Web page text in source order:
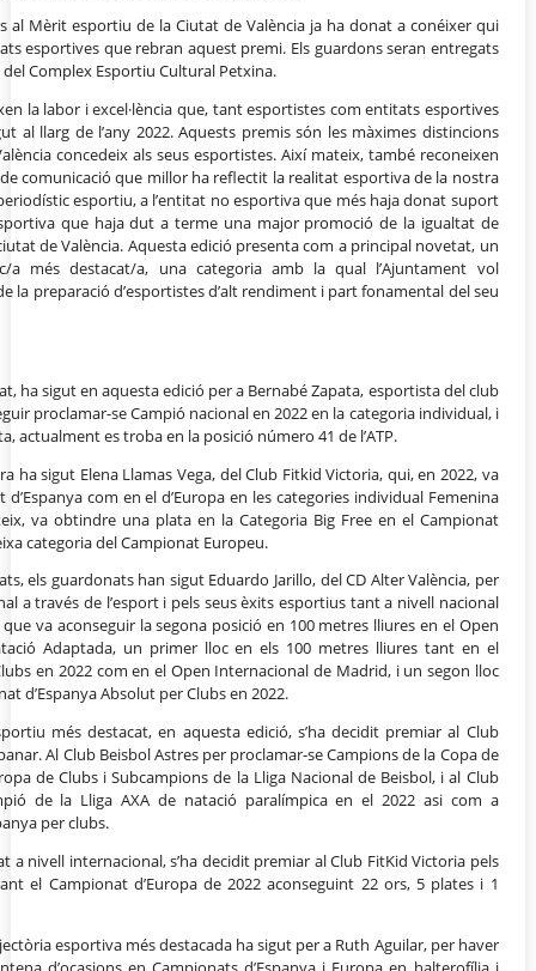
al Mèrit esportiu de la Ciutat de València ja ha donat a conéixer qui
esportives que rebran aquest premi. Els guardons seran entregats
del Complex Esportiu Cultural Petxina.
la labor i excel·lència que, tant esportistes com entitats esportives
al llarg de l’any 2022. Aquests premis són les màximes distincions
concedeix als seus esportistes. Així mateix, també reconeixen
comunicació que millor ha reflectit la realitat esportiva de la nostra
esportiu, a l’entitat no esportiva que més haja donat suport
que haja dut a terme una major promoció de la igualtat de
de València. Aquesta edició presenta com a principal novetat, un
a més destacat/a, una categoria amb la qual l’Ajuntament vol
la preparació d’esportistes d’alt rendiment i part fonamental del seu
ha sigut en aquesta edició per a Bernabé Zapata, esportista del club
proclamar-se Campió nacional en 2022 en la categoria individual, i
actualment es troba en la posició número 41 de l’ATP.
ha sigut Elena Llamas Vega, del Club Fitkid Victoria, qui, en 2022, va
com en el d’Europa en les categories individual Femenina
va obtindre una plata en la Categoria Big Free en el Campionat
categoria del Campionat Europeu.
els guardonats han sigut Eduardo Jarillo, del CD Alter València, per
a través de l’esport i pels seus èxits esportius tant a nivell nacional
va aconseguir la segona posició en 100 metres lliures en el Open
Adaptada, un primer lloc en els 100 metres lliures tant en el
en 2022 com en el Open Internacional de Madrid, i un segon lloc
d’Espanya Absolut per Clubs en 2022.
més destacat, en aquesta edició, s’ha decidit premiar al Club
Al Club Beisbol Astres per proclamar-se Campions de la Copa de
de Clubs i Subcampions de la Lliga Nacional de Beisbol, i al Club
de la Lliga AXA de natació paralímpica en el 2022 asi com a
per clubs.
nivell internacional, s’ha decidit premiar al Club FitKid Victoria pels
el Campionat d’Europa de 2022 aconseguint 22 ors, 5 plates i 1
esportiva més destacada ha sigut per a Ruth Aguilar, per haver